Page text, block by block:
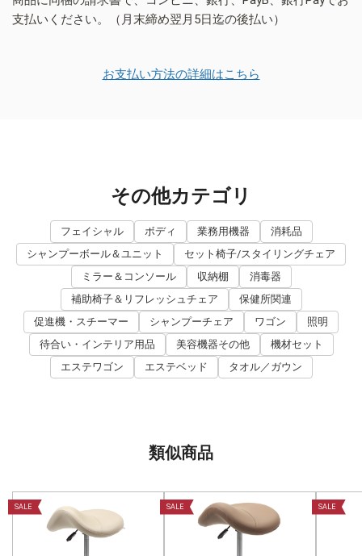
支払いください。（月末締め翌月5日迄の後払い）
お支払い方法の詳細はこちら
その他カテゴリ
フェイシャル ボディ 業務用機器
消耗品
シャンプーボール＆ユニット
セット椅子/スタイリングチェア
ミラー＆コンソール
収納棚
消毒器
補助椅子＆リフレッシュチェア
保健所関連
促進機・スチーマー
シャンプーチェア ワゴン
照明
待合い・インテリア用品
美容機器その他
機材セット
エステワゴン
エステベッド タオル／ガウン
類似商品
SALE SALE SALE